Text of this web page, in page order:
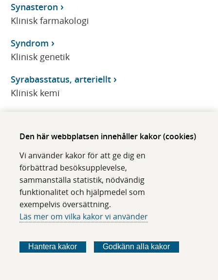
Den här webbplatsen innehåller kakor (cookies)
Vi använder kakor för att ge dig en
förbättrad besöksupplevelse,
sammanställa statistik, nödvändig
funktionalitet och hjälpmedel som
exempelvis översättning.
Läs mer om vilka kakor vi använder
Hantera kakor Godkänn alla kakor
Synasteron
Klinisk farmakologi
Syndrom
Klinisk genetik
Syrabasstatus, arteriellt
Klinisk kemi
Syrabasstatus, venöst
Klinisk kemi
Syrgasdissociation, p50(st), B-
Klinisk kemi
Syrgastension (pO2), arteriellt